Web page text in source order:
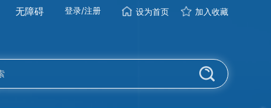
加入收藏
设为首页
登录/注册
无障碍